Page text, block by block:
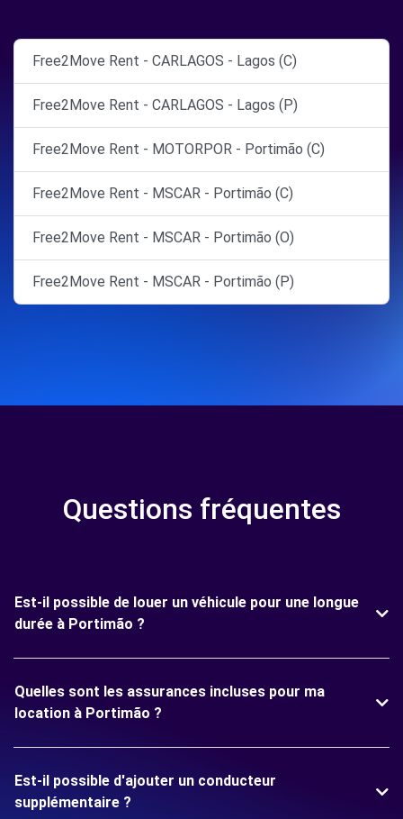
Free2Move Rent - CARLAGOS - Lagos (C)
Free2Move Rent - CARLAGOS - Lagos (P)
Free2Move Rent - MOTORPOR - Portimão (C)
Free2Move Rent - MSCAR - Portimão (C)
Free2Move Rent - MSCAR - Portimão (O)
Free2Move Rent - MSCAR - Portimão (P)
Questions fréquentes
Est-il possible de louer un véhicule pour une longue
durée à Portimão ?
Quelles sont les assurances incluses pour ma
location à Portimão ?
Est-il possible d'ajouter un conducteur
supplémentaire ?